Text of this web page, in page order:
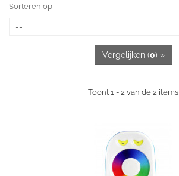
Sorteren op
Vergelijken (0) »
Toont 1 - 2 van de 2 items